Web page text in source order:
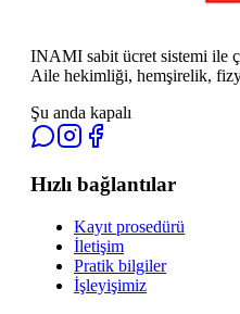
INAMI sabit ücret sistemi ile
Aile hekimliği, hemşirelik,
Şu anda kapalı
Hızlı bağlantılar
Kayıt prosedürü
İletişim
Pratik bilgiler
İşleyişimiz